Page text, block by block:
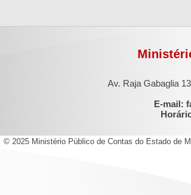
Av. Raja Gabaglia
E-mail:
© 2025 Ministério Público de Contas do Estado de